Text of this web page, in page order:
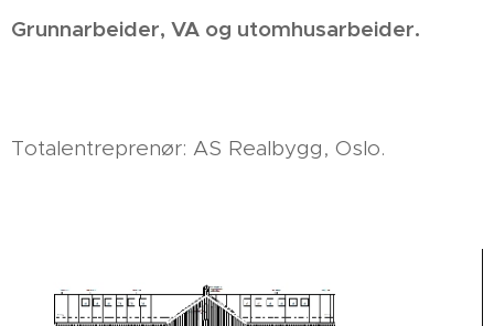
Grunnarbeider, VA og utomhusarbeider.
Totalentreprenør: AS Realbygg, Oslo.